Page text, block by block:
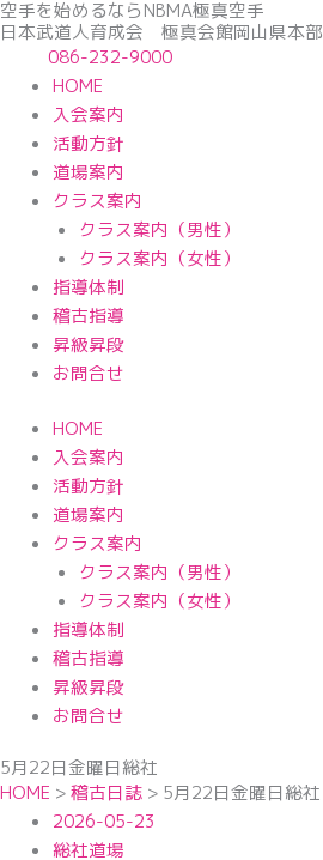
内
容
空手を始めるならNBМA極真空手
日本武道人育成会 極真会館岡山県本部
086-232-9000
HOME
入会案内
活動方針
道場案内
クラス案内
クラス案内（男性）
クラス案内（女性）
指導体制
稽古指導
昇級昇段
お問合せ
HOME
入会案内
活動方針
道場案内
クラス案内
クラス案内（男性）
クラス案内（女性）
指導体制
稽古指導
昇級昇段
お問合せ
5月22日金曜日総社
HOME >稽古日誌 > 5月22日金曜日総社
2026-05-23
総社道場